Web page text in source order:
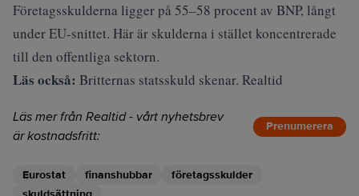
Företagsskulderna ligger på 55–58 procent av BNP, långt
under EU‑snittet. Här är skulderna i stället koncentrerade
till den offentliga sektorn.
Läs också: Britternas statsskuld skenar. Realtid
Läs mer från Realtid - vårt nyhetsbrev
är kostnadsfritt:
Prenumerera
Eurostat finanshubbar
företagsskulder